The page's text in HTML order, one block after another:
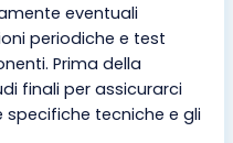
eventuali
periodiche e test
Prima della
finali per assicurarci
tecniche e gli